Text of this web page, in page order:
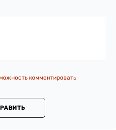
комментировать